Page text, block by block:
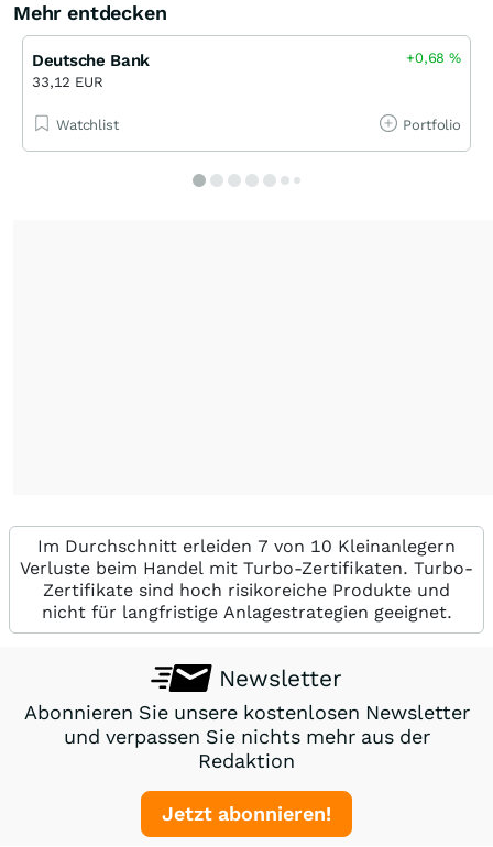
Mehr entdecken
Deutsche Bank
33,12 EUR
+0,68%
Watchlist Portfolio
Im Durchschnitt erleiden 7 von 10 Kleinanlegern
Verluste beim Handel mit Turbo-Zertifikaten. Turbo-
Zertifikate sind hoch risikoreiche Produkte und
nicht für langfristige Anlagestrategien geeignet.
Newsletter
Abonnieren Sie unsere kostenlosen Newsletter
und verpassen Sie nichts mehr aus der
Redaktion
Jetzt abonnieren!